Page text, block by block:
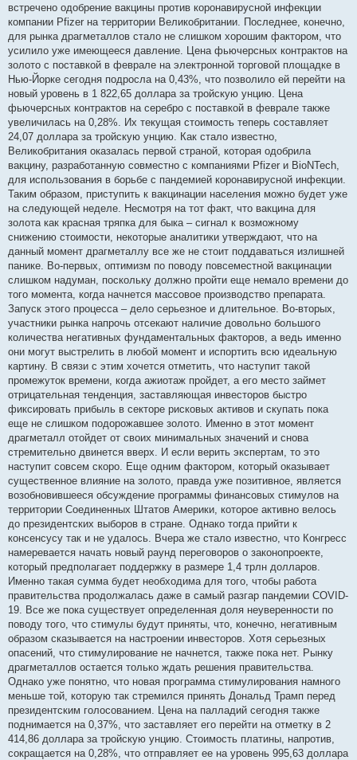
встречено одобрение вакцины против коронавирусной инфекции
компании Pfizer на территории Великобритании. Последнее, конечно,
для рынка драгметаллов стало не слишком хорошим фактором, что
усилило уже имеющееся давление. Цена фьючерсных контрактов на
золото с поставкой в феврале на электронной торговой площадке в
Нью-Йорке сегодня подросла на 0,43%, что позволило ей перейти на
новый уровень в 1 822,65 доллара за тройскую унцию. Цена
фьючерсных контрактов на серебро с поставкой в феврале также
увеличилась на 0,28%. Их текущая стоимость теперь составляет
24,07 доллара за тройскую унцию. Как стало известно,
Великобритания оказалась первой страной, которая одобрила
вакцину, разработанную совместно с компаниями Pfizer и BioNTech,
для использования в борьбе с пандемией коронавирусной инфекции.
Таким образом, приступить к вакцинации населения можно будет уже
на следующей неделе. Несмотря на тот факт, что вакцина для
золота как красная тряпка для быка – сигнал к возможному
снижению стоимости, некоторые аналитики утверждают, что на
данный момент драгметаллу все же не стоит поддаваться излишней
панике. Во-первых, оптимизм по поводу повсеместной вакцинации
слишком надуман, поскольку должно пройти еще немало времени до
того момента, когда начнется массовое производство препарата.
Запуск этого процесса – дело серьезное и длительное. Во-вторых,
участники рынка напрочь отсекают наличие довольно большого
количества негативных фундаментальных факторов, а ведь именно
они могут выстрелить в любой момент и испортить всю идеальную
картину. В связи с этим хочется отметить, что наступит такой
промежуток времени, когда ажиотаж пройдет, а его место займет
отрицательная тенденция, заставляющая инвесторов быстро
фиксировать прибыль в секторе рисковых активов и скупать пока
еще не слишком подорожавшее золото. Именно в этот момент
драгметалл отойдет от своих минимальных значений и снова
стремительно двинется вверх. И если верить экспертам, то это
наступит совсем скоро. Еще одним фактором, который оказывает
существенное влияние на золото, правда уже позитивное, является
возобновившееся обсуждение программы финансовых стимулов на
территории Соединенных Штатов Америки, которое активно велось
до президентских выборов в стране. Однако тогда прийти к
консенсусу так и не удалось. Вчера же стало известно, что Конгресс
намеревается начать новый раунд переговоров о законопроекте,
который предполагает поддержку в размере 1,4 трлн долларов.
Именно такая сумма будет необходима для того, чтобы работа
правительства продолжалась даже в самый разгар пандемии COVID-
19. Все же пока существует определенная доля неуверенности по
поводу того, что стимулы будут приняты, что, конечно, негативным
образом сказывается на настроении инвесторов. Хотя серьезных
опасений, что стимулирование не начнется, также пока нет. Рынку
драгметаллов остается только ждать решения правительства.
Однако уже понятно, что новая программа стимулирования намного
меньше той, которую так стремился принять Дональд Трамп перед
президентским голосованием. Цена на палладий сегодня также
поднимается на 0,37%, что заставляет его перейти на отметку в 2
414,86 доллара за тройскую унцию. Стоимость платины, напротив,
сокращается на 0,28%, что отправляет ее на уровень 995,63 доллара